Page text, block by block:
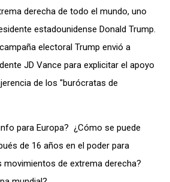
derecha de todo el mundo, uno
estadounidense Donald Trump.
electoral Trump envió a
JD Vance para explicitar el apoyo
de los "burócratas de
para Europa? ¿Cómo se puede
de 16 años en el poder para
movimientos de extrema derecha?